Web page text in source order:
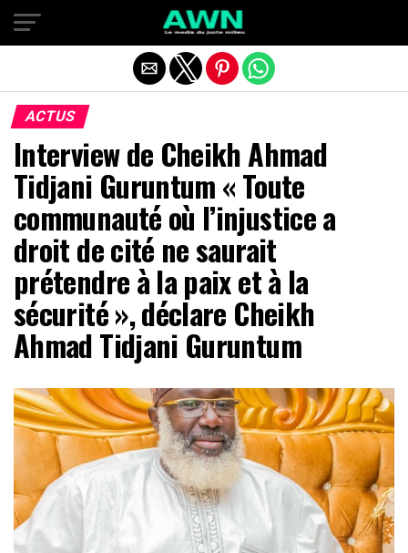
ACTUS
Interview de Cheikh Ahmad
Tidjani Guruntum « Toute
communauté où l’injustice a
droit de cité ne saurait
prétendre à la paix et à la
sécurité », déclare Cheikh
Ahmad Tidjani Guruntum
Quitter la version mobile